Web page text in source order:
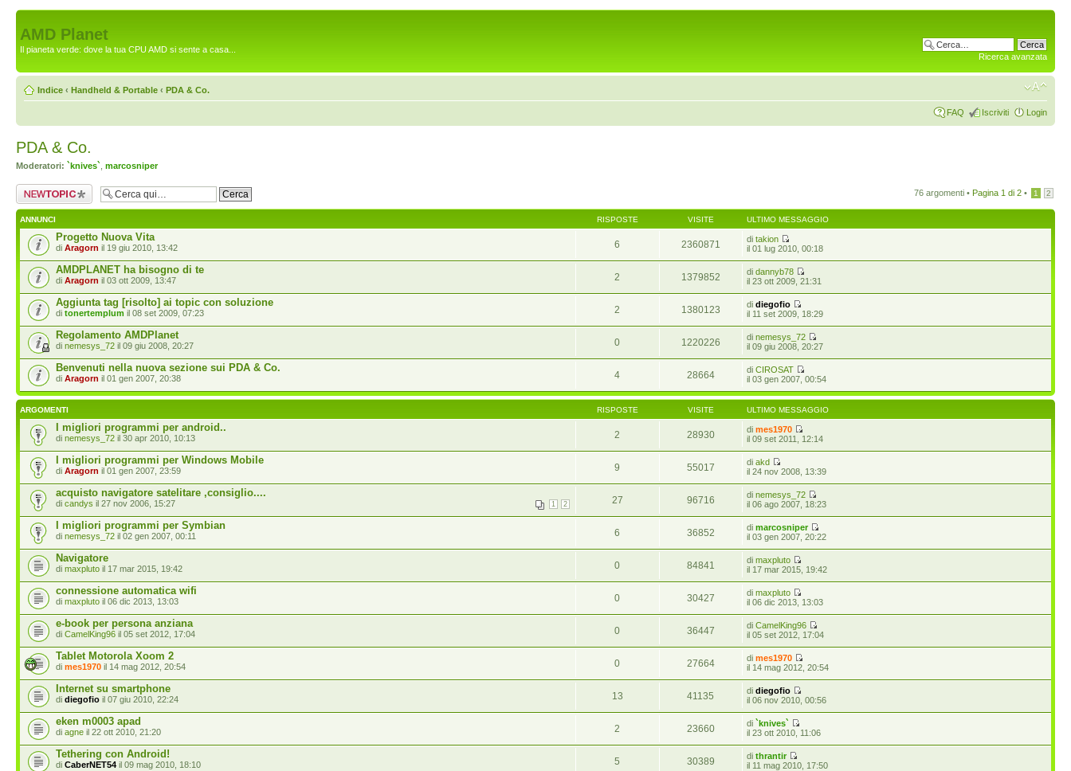
AMD Planet
Il pianeta verde: dove la tua CPU AMD si sente a casa...
Ricerca avanzata
Indice ‹ Handheld & Portable ‹ PDA & Co.
FAQ Iscriviti Login
PDA & Co.
Moderatori: `knives` marcosniper
Scrivi un nuovo
argomento
76 argomenti • Pagina 1 di 2 • 1 2
ANNUNCI RISPOSTE VISITE ULTIMO MESSAGGIO
Progetto Nuova Vita
di Aragorn il 19 giu 2010, 13:42 6 2360871 ditakion
il 01 lug 2010, 00:18
AMDPLANET ha bisogno di te
di Aragorn il 03 ott 2009, 13:47 2 1379852 didannyb78
il 23 ott 2009, 21:31
Aggiunta tag [risolto] ai topic con soluzione
di tonertemplum il 08 set 2009, 07:23 2 1380123 didiegofio
il 11 set 2009, 18:29
Regolamento AMDPlanet
di nemesys_72 il 09 giu 2008, 20:27 0 1220226 dinemesys_72
il 09 giu 2008, 20:27
Benvenuti nella nuova sezione sui PDA & Co.
di Aragorn il 01 gen 2007, 20:38 4 28664 diCIROSAT
il 03 gen 2007, 00:54
ARGOMENTI RISPOSTE VISITE ULTIMO MESSAGGIO
I migliori programmi per android..
di nemesys_72 il 30 apr 2010, 10:13 2 28930 dimes1970
il 09 set 2011, 12:14
I migliori programmi per Windows Mobile
di Aragorn il 01 gen 2007, 23:59 9 55017 diakd
il 24 nov 2008, 13:39
acquisto navigatore satelitare ,consiglio....
1 2
di candys il 27 nov 2006, 15:27 27 96716 dinemesys_72
il 06 ago 2007, 18:23
I migliori programmi per Symbian
di nemesys_72 il 02 gen 2007, 00:11 6 36852 dimarcosniper
il 03 gen 2007, 20:22
Navigatore
di maxpluto il 17 mar 2015, 19:42 0 84841 dimaxpluto
il 17 mar 2015, 19:42
connessione automatica wifi
di maxpluto il 06 dic 2013, 13:03 0 30427 dimaxpluto
il 06 dic 2013, 13:03
e-book per persona anziana
di CamelKing96 il 05 set 2012, 17:04 0 36447 diCamelKing96
il 05 set 2012, 17:04
Tablet Motorola Xoom 2
di mes1970 il 14 mag 2012, 20:54 0 27664 dimes1970
il 14 mag 2012, 20:54
Internet su smartphone
di diegofio il 07 giu 2010, 22:24 13 41135 didiegofio
il 06 nov 2010, 00:56
eken m0003 apad
di agne il 22 ott 2010, 21:20 2 23660 di `knives`
il 23 ott 2010, 11:06
Tethering con Android!
di CaberNET54 il 09 mag 2010, 18:10 5 30389 dithrantir
il 11 mag 2010, 17:50